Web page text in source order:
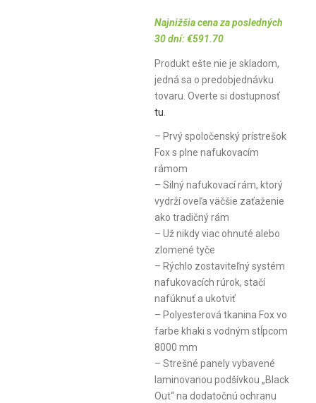
price
was:
€710.00.
price
is:
€568.00.
Najnižšia cena za posledných
30 dní:€591.70
Produkt ešte nie je skladom,
jedná sa o predobjednávku
tovaru. Overte si dostupnosť
tu
– Prvý spoločenský prístrešok
Fox s plne nafukovacím
rámom
– Silný nafukovací rám, ktorý
vydrží oveľa väčšie zaťaženie
ako tradičný rám
– Už nikdy viac ohnuté alebo
zlomené tyče
– Rýchlo zostaviteľný systém
nafukovacích rúrok, stačí
nafúknuť a ukotviť
– Polyesterová tkanina Fox vo
farbe khaki s vodným stĺpcom
8000 mm
– Strešné panely vybavené
laminovanou podšívkou „Black
Out“ na dodatočnú ochranu